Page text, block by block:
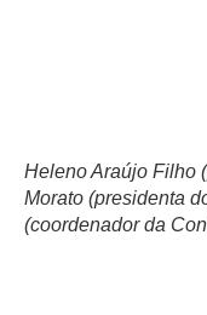
Heleno Araújo Filho
Morato (presidenta
(coordenador da